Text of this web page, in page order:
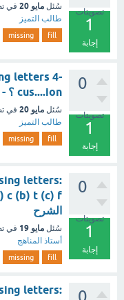
تصويتات
1
إجابة
سُئل مايو 20 في
طالب التميز
fill
missing
0
تصويتات
1
إجابة
letters 4-
cus....ion ؟ - مع الشرح
سُئل مايو 20 في
طالب التميز
fill
missing
0
تصويتات
1
إجابة
letters:
الشرح
سُئل مايو 19 في
أستاذ المناهج
fill
missing
letters: